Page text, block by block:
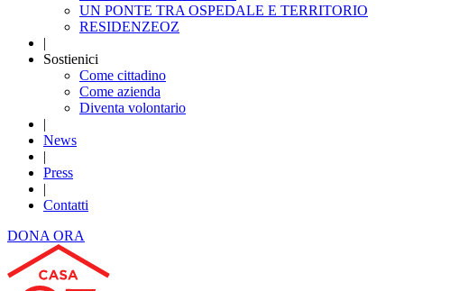
UN PONTE TRA OSPEDALE E TERRITORIO
RESIDENZEOZ
|
Sostienici
Come cittadino
Come azienda
Diventa volontario
|
News
|
Press
|
Contatti
DONA ORA